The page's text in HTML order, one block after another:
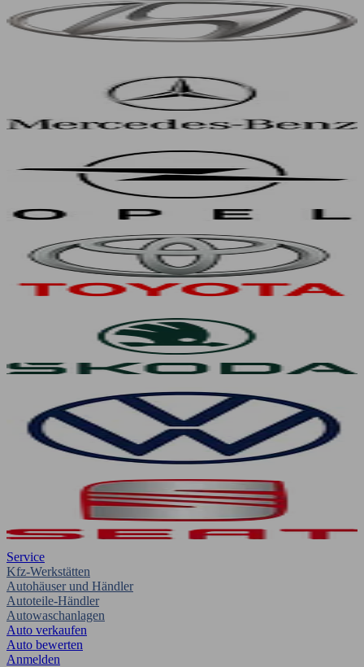
Service
Kfz-Werkstätten
Autohäuser und Händler
Autoteile-Händler
Autowaschanlagen
Auto verkaufen
Auto bewerten
Anmelden